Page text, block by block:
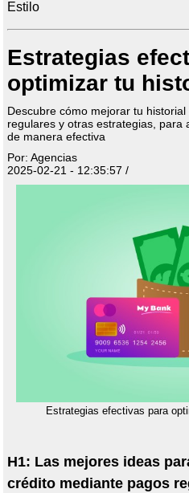
Estilo
Estrategias
optimizar tu
Descubre cómo mejorar tu
regulares y otras estrategias,
de manera efectiva
Por: Agencias
2025-02-21 - 12:35:57 /
Estrategias efectivas para
H1: Las mejores ideas
crédito mediante pagos